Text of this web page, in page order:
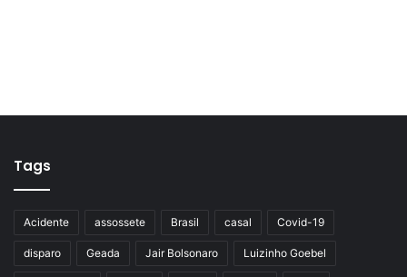
Tags
Acidente assossete Brasil casal Covid-19
disparo Geada Jair Bolsonaro Luizinho Goebel